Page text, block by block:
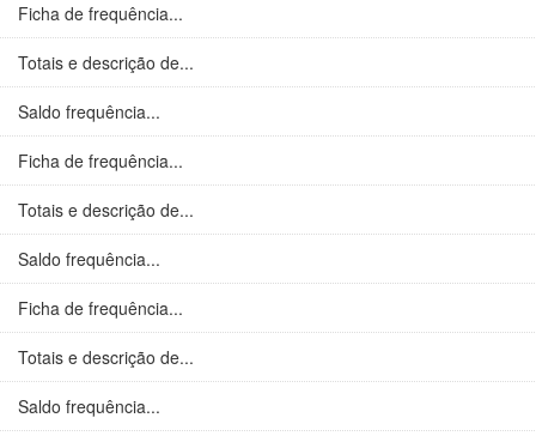
Ficha de frequência...
Totais e descrição de...
Saldo frequência...
Ficha de frequência...
Totais e descrição de...
Saldo frequência...
Ficha de frequência...
Totais e descrição de...
Saldo frequência...